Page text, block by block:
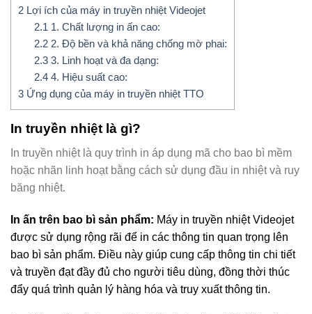
2 Lợi ích của máy in truyền nhiệt Videojet
2.1 1. Chất lượng in ấn cao:
2.22. Độ bền và khả năng chống mờ phai:
2.33. Linh hoạt và đa dạng:
2.44. Hiệu suất cao:
3 Ứng dụng của máy in truyền nhiệt TTO
In truyền nhiệt là gì?
In truyền nhiệt là quy trình in áp dụng mã cho bao bì mềm
hoặc nhãn linh hoạt bằng cách sử dụng đầu in nhiệt và ruy
băng nhiệt.
In ấn trên bao bì sản phẩm: Máy in truyền nhiệt Videojet
được sử dụng rộng rãi để in các thông tin quan trọng lên
bao bì sản phẩm. Điều này giúp cung cấp thông tin chi tiết
và truyền đạt đầy đủ cho người tiêu dùng, đồng thời thúc
đẩy quá trình quản lý hàng hóa và truy xuất thông tin.